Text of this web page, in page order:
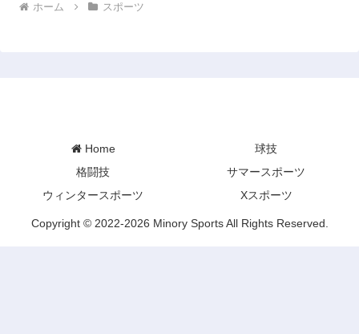
ホーム スポーツ
Home
球技
格闘技
サマースポーツ
ウィンタースポーツ
Xスポーツ
Copyright © 2022-2026 Minory Sports All Rights Reserved.